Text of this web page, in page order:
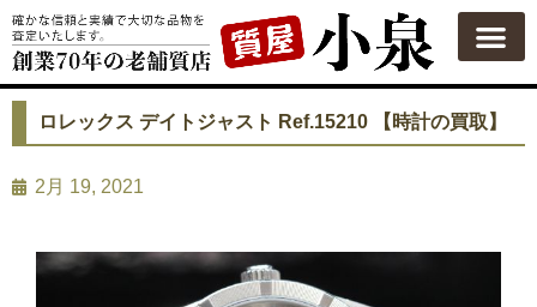
ロレックス デイトジャスト Ref.15210 【時計の買取】
2月 19, 2021